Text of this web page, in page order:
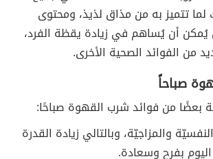
لما تتميز به من مذاق لذيذ، ومحتوى
يُمكن أن يُساهم في زيادة يقظة الفرد،
من الفوائد الصحية الأخرى.
صباحاً
بعضًا من فوائد شرب القهوة صباحًا:
والمزاجيّة، وبالتالي زيادة القدرة
بفرح وسعادة.